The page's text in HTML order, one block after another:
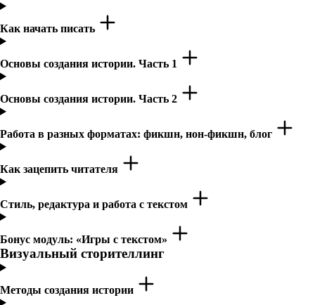
Как начать писать
Основы создания истории. Часть 1
Основы создания истории. Часть 2
Работа в разных форматах: фикшн, нон-фикшн, блог
Как зацепить читателя
Стиль, редактура и работа с текстом
Бонус модуль: «Игры с текстом»
Визуальный сторителлинг
Методы создания истории